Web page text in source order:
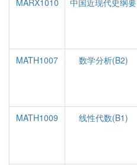
MARX1010 中国近现代史纲要
MATH1007
数学分析(B2)
MATH1009
线性代数(B1)